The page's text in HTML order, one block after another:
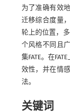
为了准确有效
迁移综合度量
轮上的位置，
个风格不同且
集FATE。在
效性，并在情
法。
关键词